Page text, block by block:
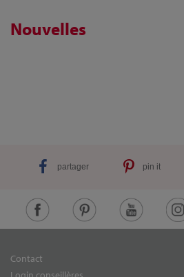
Nouvelles
partager pin it
Contact